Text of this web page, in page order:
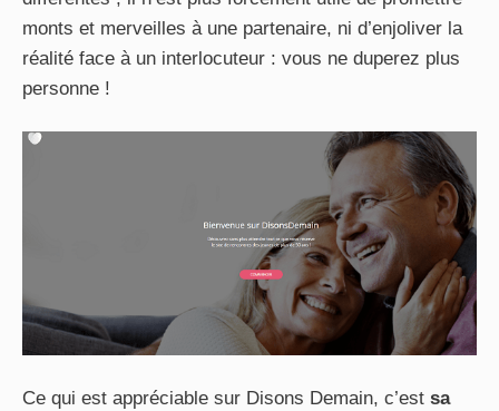
monts et merveilles à une partenaire, ni d’enjoliver la
réalité face à un interlocuteur : vous ne duperez plus
personne !
Ce qui est appréciable sur Disons Demain, c’est sa